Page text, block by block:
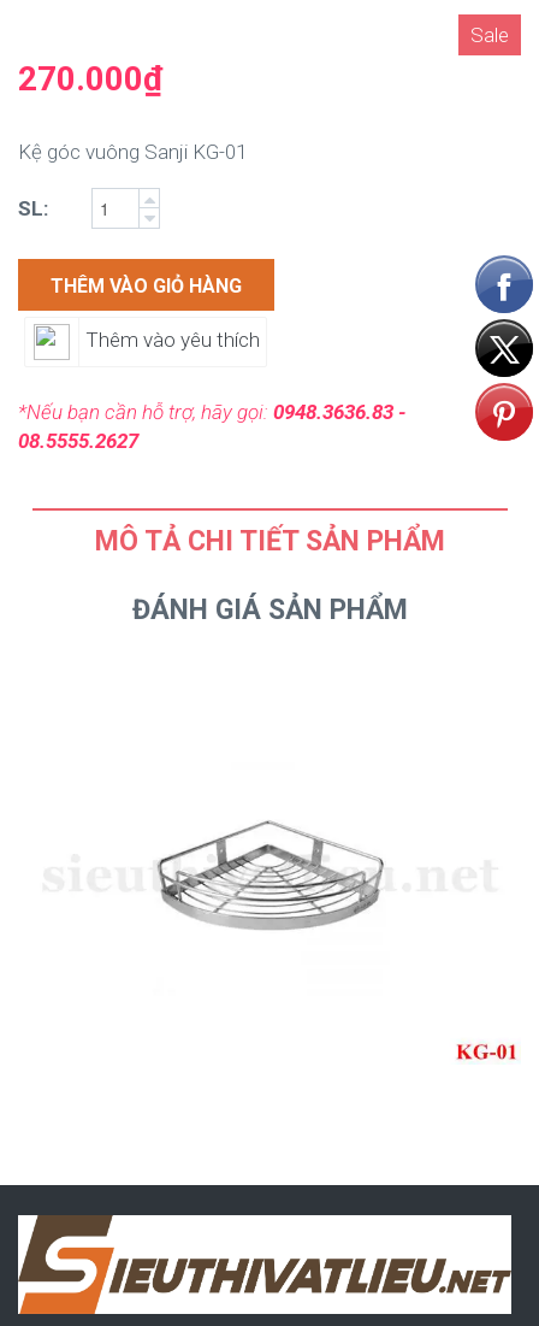
Sale
270.000₫
Kệ góc vuông Sanji KG-01
SL:
THÊM VÀO GIỎ HÀNG
Thêm vào yêu thích
*Nếu bạn cần hỗ trợ, hãy gọi: 0948.3636.83 -
08.5555.2627
MÔ TẢ CHI TIẾT SẢN PHẨM
ĐÁNH GIÁ SẢN PHẨM